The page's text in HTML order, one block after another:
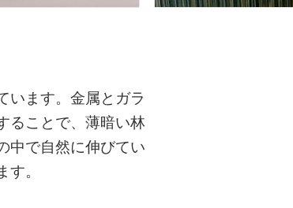
います。金属とガラ
ることで、薄暗い林
中で自然に伸びてい
。